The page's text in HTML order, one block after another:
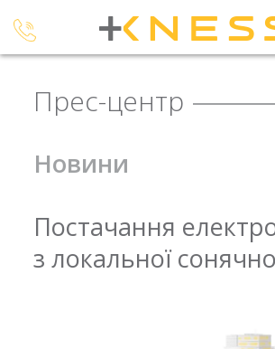
Прес-центр
Новини
Постачання
з локальної